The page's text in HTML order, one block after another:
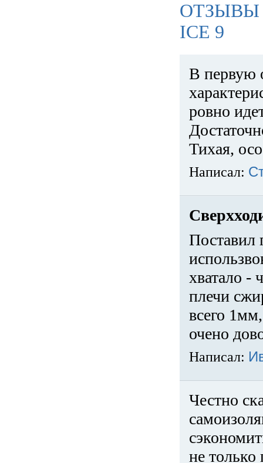
ОТЗЫВЫ
ICE 9
В первую
ровно
Тихая,
Написал:
Поставил
хватало -
плечи
всего
очено
Написал:
Честно
не только